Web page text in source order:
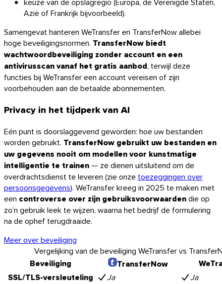
Azië of Frankrijk bijvoorbeeld).
Samengevat hanteren WeTransfer en TransferNow allebei
hoge beveiligingsnormen. TransferNow biedt
wachtwoordbeveiliging zonder account en een
antivirusscan vanaf het gratis aanbod, terwijl deze
functies bij WeTransfer een account vereisen of zijn
voorbehouden aan de betaalde abonnementen.
Privacy in het tijdperk van AI
Eén punt is doorslaggevend geworden: hoe uw bestanden
worden gebruikt. TransferNow gebruikt uw bestanden en
uw gegevens nooit om modellen voor kunstmatige
intelligentie te trainen — ze dienen uitsluitend om de
overdrachtsdienst te leveren (zie onze toezeggingen over
persoonsgegevens). WeTransfer kreeg in 2025 te maken met
een controverse over zijn gebruiksvoorwaardendie op
zo’n gebruik leek te wijzen, waarna het bedrijf de formulering
na de ophef terugdraaide.
Meer over beveiliging
Vergelijking van de beveiliging WeTransfer vs
Beveiliging TransferNow
SSL/TLS-versleuteling
Ja Ja